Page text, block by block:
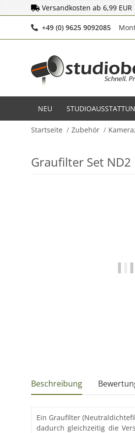
Versandkosten ab 6,99 EUR
+49 (0) 9625 9092085
NEU
Startseite Zubehör
Graufilter Set
Beschreibung
Ein Graufilter
dadurch gleichzeitig die